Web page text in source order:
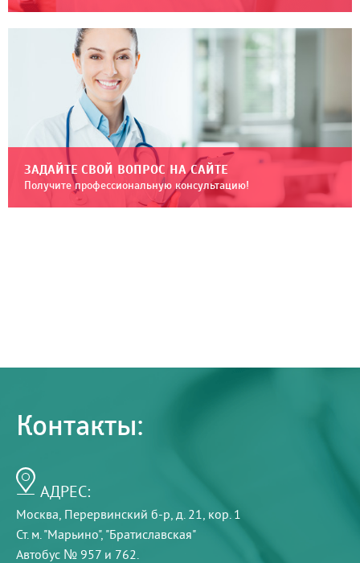
ЗАДАЙТЕ СВОЙ ВОПРОС НА САЙТЕ
Получите профессиональную консультацию!
Контакты:
АДРЕС:
Москва, Перервинский б-р, д. 21, кор. 1
Ст. м. "Марьино", "Братиславская"
Автобус № 957 и 762.